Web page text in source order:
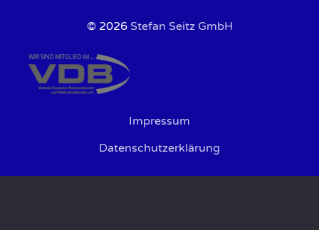
© 2026 Stefan Seitz GmbH
Impressum
Datenschutzerklärung